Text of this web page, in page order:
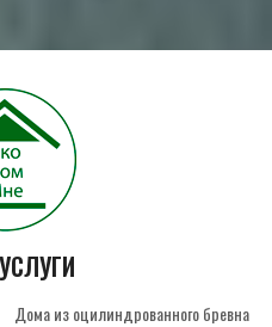
Дома из оцилиндрованного бревна